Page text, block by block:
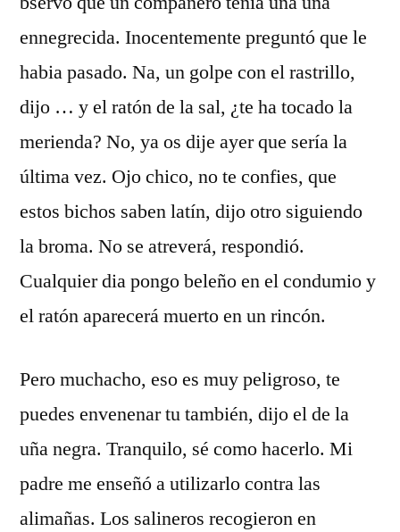
ennegrecida. Inocentemente preguntó que le
habia pasado. Na, un golpe con el rastrillo,
dijo … y el ratón de la sal, ¿te ha tocado la
merienda? No, ya os dije ayer que sería la
última vez. Ojo chico, no te confies, que
estos bichos saben latín, dijo otro siguiendo
la broma. No se atreverá, respondió.
Cualquier dia pongo beleño en el condumio y
el ratón aparecerá muerto en un rincón.
Pero muchacho, eso es muy peligroso, te
puedes envenenar tu también, dijo el de la
uña negra. Tranquilo, sé como hacerlo. Mi
padre me enseñó a utilizarlo contra las
alimañas. Los salineros recogieron en